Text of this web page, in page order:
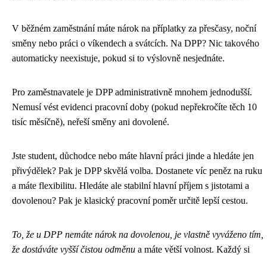
V běžném zaměstnání máte nárok na příplatky za přesčasy, noční
směny nebo práci o víkendech a svátcích. Na DPP? Nic takového
automaticky neexistuje, pokud si to výslovně nesjednáte.
Pro zaměstnavatele je DPP administrativně mnohem jednodušší.
Nemusí vést evidenci pracovní doby (pokud nepřekročíte těch 10
tisíc měsíčně), neřeší směny ani dovolené.
Jste student, důchodce nebo máte hlavní práci jinde a hledáte jen
přivýdělek? Pak je DPP skvělá volba. Dostanete víc peněz na ruku
a máte flexibilitu. Hledáte ale stabilní hlavní příjem s jistotami a
dovolenou? Pak je klasický pracovní poměr určitě lepší cestou.
To, že u DPP nemáte nárok na dovolenou, je vlastně vyváženo tím,
že dostáváte vyšší čistou odměnu a máte větší volnost. Každý si